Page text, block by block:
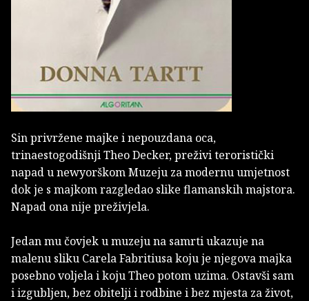
Sin privržene majke i nepouzdana oca,
trinaestogodišnji Theo Decker, preživi teroristički
napad u newyorškom Muzeju za modernu umjetnost
dok je s majkom razgledao slike flamanskih majstora.
Napad ona nije preživjela.
Jedan mu čovjek u muzeju na samrti ukazuje na
malenu sliku Carela Fabritiusa koju je njegova majka
posebno voljela i koju Theo potom uzima. Ostavši sam
i izgubljen, bez obitelji i rodbine i bez mjesta za život,